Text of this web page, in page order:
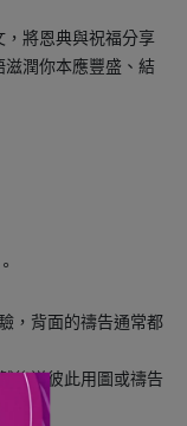
，將恩典與祝福分享
潤你本應豐盛、結
，背面的禱告通常都
後送彼此用圖或禱告